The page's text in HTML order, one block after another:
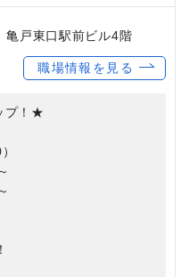
戸東口駅前ビル4階
職場情報を見る
プ！★